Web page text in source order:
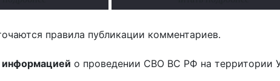
правила публикации комментариев.
о проведении СВО ВС РФ на территории